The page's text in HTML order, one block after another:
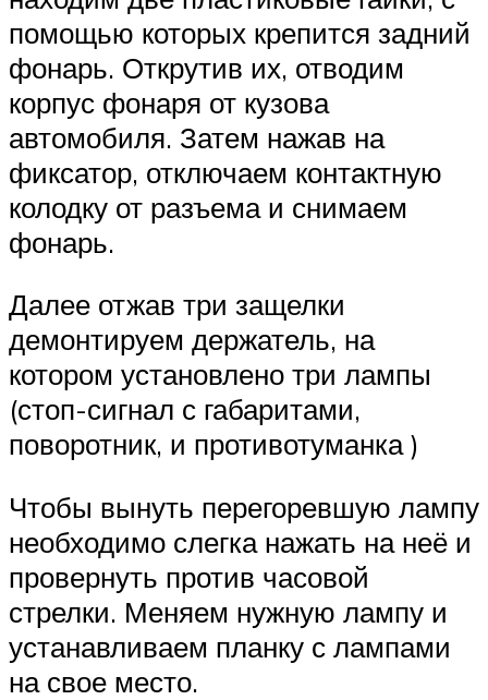
помощью которых крепится задний
фонарь. Открутив их, отводим
корпус фонаря от кузова
автомобиля. Затем нажав на
фиксатор, отключаем контактную
колодку от разъема и снимаем
фонарь.
Далее отжав три защелки
демонтируем держатель, на
котором установлено три лампы
(стоп-сигнал с габаритами,
поворотник, и противотуманка )
Чтобы вынуть перегоревшую лампу
необходимо слегка нажать на неё и
провернуть против часовой
стрелки. Меняем нужную лампу и
устанавливаем планку с лампами
на свое место.